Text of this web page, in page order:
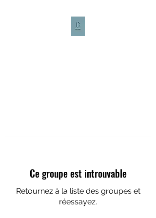
Ce groupe est introuvable
Retournez à la liste des groupes et
réessayez.